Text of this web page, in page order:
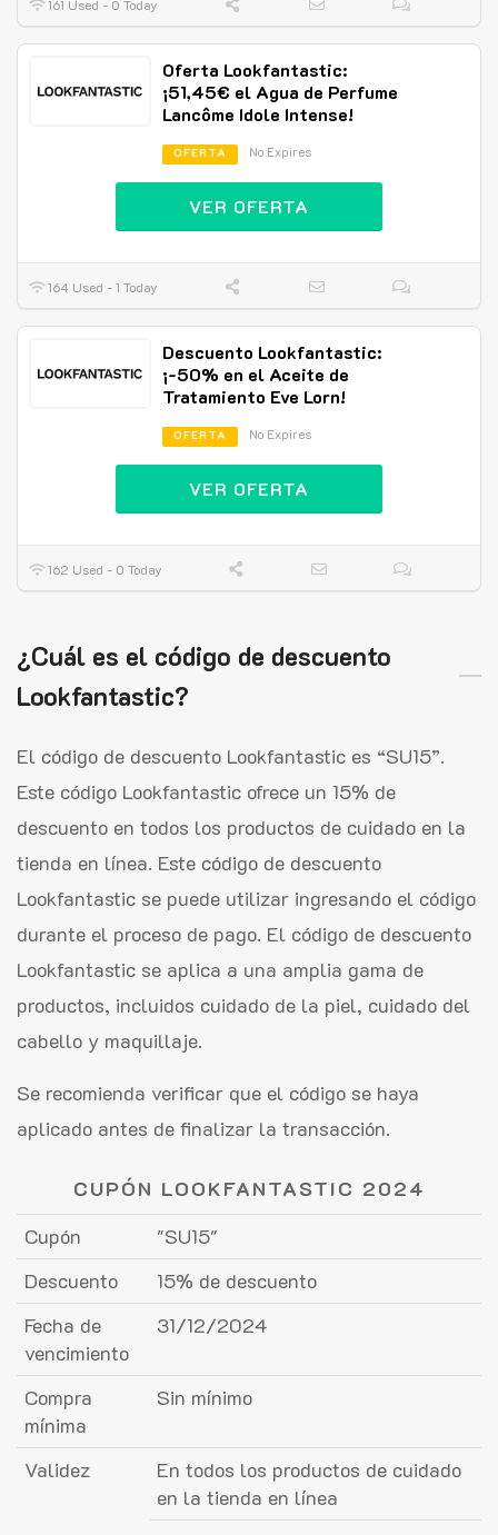
161 Used - 0 Today
Oferta Lookfantastic:
¡51,45€ el Agua de Perfume
Lancôme Idole Intense!
OFERTA No Expires
VER OFERTA
164 Used - 1 Today
Descuento Lookfantastic:
¡-50% en el Aceite de
Tratamiento Eve Lorn!
OFERTA No Expires
VER OFERTA
162 Used - 0 Today
¿Cuál es el código de descuento
Lookfantastic?
El código de descuento Lookfantastic es “SU15”.
Este código Lookfantastic ofrece un 15% de
descuento en todos los productos de cuidado en la
tienda en línea. Este código de descuento
Lookfantastic se puede utilizar ingresando el código
durante el proceso de pago. El código de descuento
Lookfantastic se aplica a una amplia gama de
productos, incluidos cuidado de la piel, cuidado del
cabello y maquillaje.
Se recomienda verificar que el código se haya
aplicado antes de finalizar la transacción.
CUPÓN LOOKFANTASTIC 2024
Cupón
"SU15"
Descuento
15% de descuento
Fecha de
vencimiento
31/12/2024
Compra
mínima
Sin mínimo
Validez
En todos los productos de cuidado
en la tienda en línea